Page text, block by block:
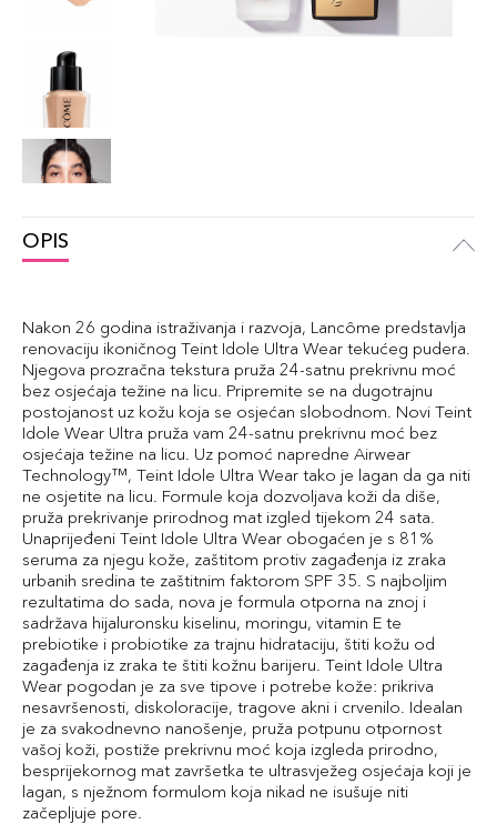
OPIS
Nakon 26 godina istraživanja i razvoja, Lancôme predstavlja
renovaciju ikoničnog Teint Idole Ultra Wear tekućeg pudera.
Njegova prozračna tekstura pruža 24-satnu prekrivnu moć
bez osjećaja težine na licu. Pripremite se na dugotrajnu
postojanost uz kožu koja se osjećan slobodnom. Novi Teint
Idole Wear Ultra pruža vam 24-satnu prekrivnu moć bez
osjećaja težine na licu. Uz pomoć napredne Airwear
Technology™, Teint Idole Ultra Wear tako je lagan da ga niti
ne osjetite na licu. Formule koja dozvoljava koži da diše,
pruža prekrivanje prirodnog mat izgled tijekom 24 sata.
Unaprijeđeni Teint Idole Ultra Wear obogaćen je s 81%
seruma za njegu kože, zaštitom protiv zagađenja iz zraka
urbanih sredina te zaštitnim faktorom SPF 35. S najboljim
rezultatima do sada, nova je formula otporna na znoj i
sadržava hijaluronsku kiselinu, moringu, vitamin E te
prebiotike i probiotike za trajnu hidrataciju, štiti kožu od
zagađenja iz zraka te štiti kožnu barijeru. Teint Idole Ultra
Wear pogodan je za sve tipove i potrebe kože: prikriva
nesavršenosti, diskoloracije, tragove akni i crvenilo. Idealan
je za svakodnevno nanošenje, pruža potpunu otpornost
vašoj koži, postiže prekrivnu moć koja izgleda prirodno,
besprijekornog mat završetka te ultrasvježeg osjećaja koji je
lagan, s nježnom formulom koja nikad ne isušuje niti
začepljuje pore.